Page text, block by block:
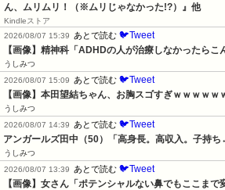
ん、ムリムリ！（※ムリじゃなかった!?）』他
Kindleストア
2026/08/07 15:39
あとで読む 🐦Tweet
【画像】精神科「ADHDの人が治療しなかったら
うしみつ
2026/08/07 15:09
あとで読む 🐦Tweet
【画像】本田望結ちゃん、お胸スゴすぎｗｗｗｗｗ
うしみつ
2026/08/07 14:39
あとで読む 🐦Tweet
アンガールズ田中（50）「高身長。高収入。子持ち
うしみつ
2026/08/07 13:39
あとで読む 🐦Tweet
【画像】女さん「ポテンシャルない鼻でもここま